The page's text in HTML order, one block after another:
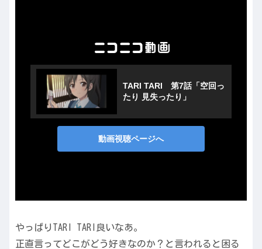
やっぱりTARI TARI良いなあ。
正直言ってどこがどう好きなのか？と言われると困る